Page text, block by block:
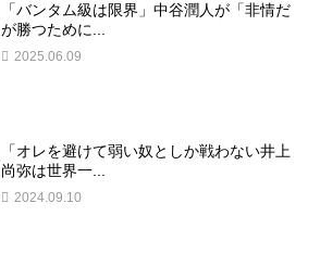
「バンタム級は限界」中谷潤人が「非情だ
が勝つために...
2025.06.09
「オレを避けて弱い奴としか戦わない井上
尚弥は世界一...
2024.09.10